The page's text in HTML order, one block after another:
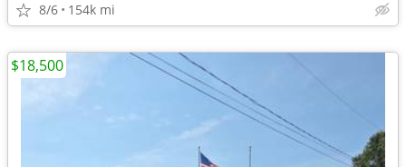
8/6 154k mi
$18,500